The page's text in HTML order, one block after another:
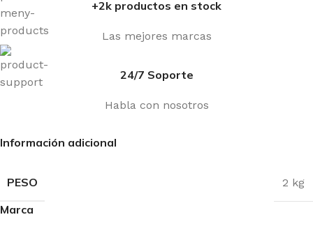
+2k productos en stock
Las mejores marcas
24/7 Soporte
Habla con nosotros
Información adicional
PESO 2 kg
Marca